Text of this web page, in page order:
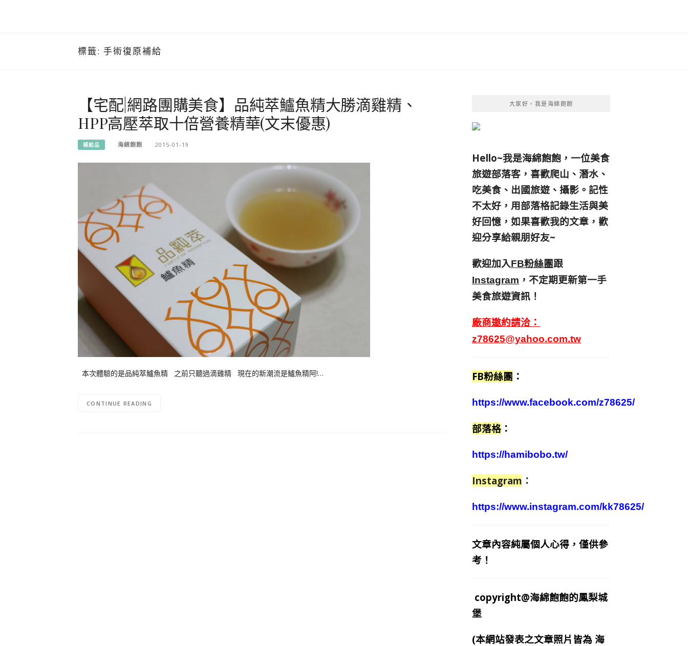
標籤: 手術復原補給
【宅配|網路團購美食】品純萃鱸魚精大勝滴雞精、
HPP高壓萃取十倍營養精華(文末優惠)
補給品 海綿飽飽 2015-01-19
本次體驗的是品純萃鱸魚精 之前只聽過滴雞精 現在的新潮流是鱸魚精阿!…
CONTINUE READING
大家好，我是海綿飽飽
Hello~我是海綿飽飽，一位美食
旅遊部落客， 喜歡爬山、潛水、
吃美食、出國旅遊、攝影。 記性
不太好，用部落格記錄生活與美
好回憶， 如果喜歡我的文章，歡
迎分享給親朋好友~
歡迎加入FB粉絲團跟
Instagram ，不定期更新第一手
美食旅遊資訊！
廠商邀約請洽：
z78625@yahoo.com.tw
FB粉絲團 ：
https://www.facebook.com/z78625/
部落格 ：
https://hamibobo.tw/
Instagram ：
https://www.instagram.com/kk78625/
文章內容純屬個人心得，僅供參
考！
copyright@海綿飽飽的鳳梨城
堡
(本網站發表之文章照片皆為 海